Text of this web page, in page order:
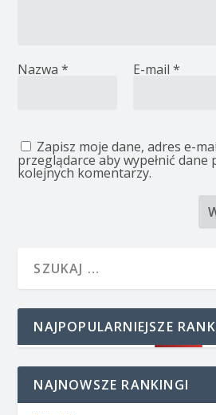
Nazwa* E-mail *
Zapisz moje dane, adres e-
przeglądarce aby wypełnić dane
kolejnych komentarzy.
NAJPOPULARNIEJSZE
NAJNOWSZE RANKINGI